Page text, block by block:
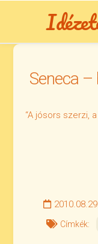
Seneca
“A jósors szerzi,
Címkék: